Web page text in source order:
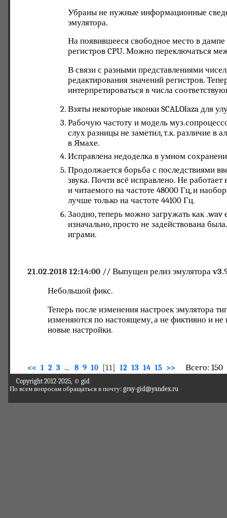
Убраны не нужные информационные
эмулятора.
На появившееся свободное место в
регистров CPU. Можно переключаться
В связи с разными представлениями
редактирования значений регистров.
интерпретироваться в числа
Взяты некоторые иконки SCALOlaza для
Рабочую частоту и модель
слух разницы не заметил, т.к. различие в
в Ямахе.
Исправлена недоделка в умном
Продолжается борьба с последствиями
звука. Почти всё исправлено. Не работает
и читаемого на частоте 48000 Гц, и
лучше только на частоте 44100 Гц.
Заодно, теперь можно загружать как
изначально, просто не задействована
играми.
21.02.2018 12:14:00 // Выпущен релиз эмулятора
Небольшой фикс.
Теперь после изменения настроек эмулятора
изменяются по настоящему, а не фиктивно и
новые настройки.
<< 1 2 3 ... 8 9 10 [11] 12 13 14 15 >> Всего:
Copyright 2012-2025, © gid
По всем вопросам обращаться в почту: gray-gid@yandex.ru